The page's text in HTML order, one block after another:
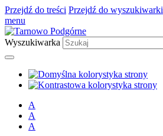
Przejdź do treści Przejdź do wyszukiwarki
menu
Wyszukiwarka
A
A
A